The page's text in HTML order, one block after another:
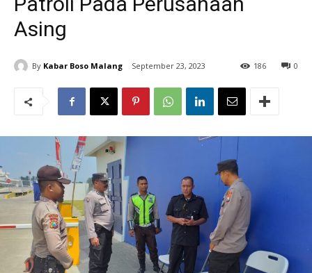
Asing
By Kabar Boso Malang September 23, 2023 0
186